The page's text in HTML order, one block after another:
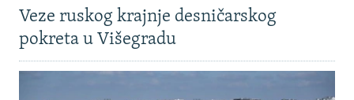
Veze ruskog krajnje desničarskog
pokreta u Višegradu